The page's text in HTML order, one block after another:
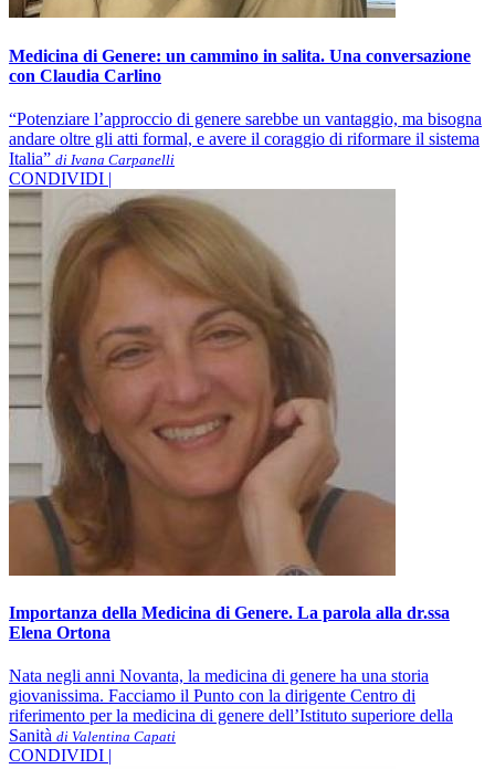
Medicina di Genere: un cammino in salita. Una conversazione
con Claudia Carlino
“Potenziare l’approccio di genere sarebbe un vantaggio, ma bisogna
andare oltre gli atti formal, e avere il coraggio di riformare il sistema
Italia” di Ivana Carpanelli
CONDIVIDI |
Importanza della Medicina di Genere. La parola alla dr.ssa
Elena Ortona
Nata negli anni Novanta, la medicina di genere ha una storia
giovanissima. Facciamo il Punto con la dirigente Centro di
riferimento per la medicina di genere dell’Istituto superiore della
Sanità di Valentina Capati
CONDIVIDI |